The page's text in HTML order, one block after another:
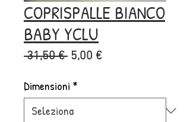
COPRISPALLE BIANCO
BABY YCLU
31,50 € Prezzo
5,00 €Prezzo
Dimensioni *